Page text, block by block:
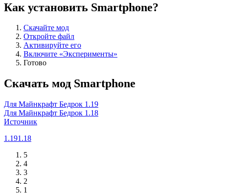
Как установить Smartphone?
Скачайте мод
Откройте файл
Активируйте его
Включите «Эксперименты»
Готово
Скачать мод Smartphone
Для Майнкрафт Бедрок 1.19
Для Майнкрафт Бедрок 1.18
Источник
1.191.18
5
4
3
2
1